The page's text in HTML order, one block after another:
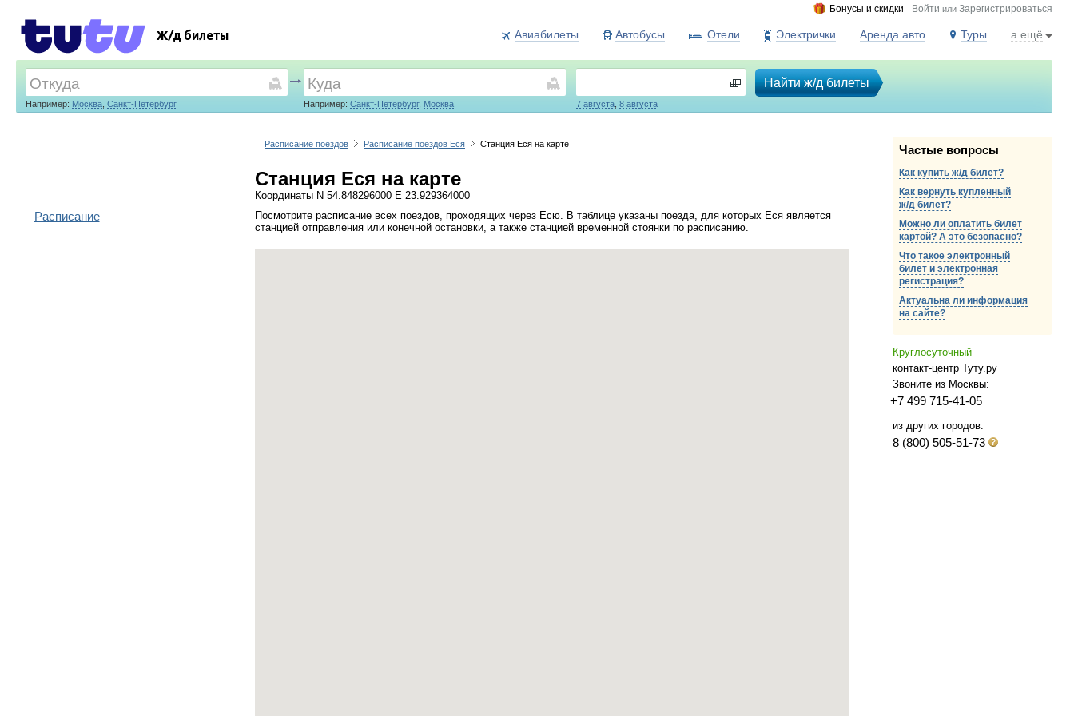
Бонусы и скидки Войти илиЗарегистрироваться
а ещё
Туры
Аренда авто
Электрички
Отели
Автобусы
Ж/д билеты Авиабилеты
Например: Москва ,Санкт-Петербург Например:Санкт-Петербург, Москва 7 августа ,8 августа
Найти ж/д билеты
Расписание поездов Расписание поездов Еся Станция Еся на карте
Станция Еся на карте
Координаты N 54.848296000 E 23.929364000
Посмотрите расписание всех поездов, проходящих через Есю. В таблице указаны поезда, для которых Еся является
станцией отправления или конечной остановки, а также станцией временной стоянки по расписанию.
Расписание
Частые вопросы
Как купить ж/д билет?
Как вернуть купленный
ж/д билет?
Можно ли оплатить билет
картой? А это безопасно?
Что такое электронный
билет и электронная
регистрация?
Актуальна ли информация
на сайте?
Круглосуточный
контакт-центр Туту.ру
Звоните из Москвы:
+7 499 715-41-05
из других городов:
8 (800) 505-51-73